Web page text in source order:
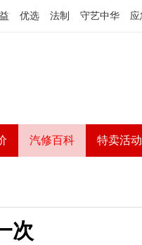
优选 法制 守艺中华 应
汽修百科 特卖活动
次